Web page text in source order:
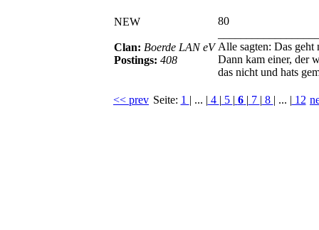
NEW
Clan: Boerde LAN eV
Postings: 408
80
Alle sagten: Das geht
Dann kam einer, der
das nicht und hats
<< prev Seite: 1 | ... | 4 | 5 | 6 | 7 | 8 | ... | 12